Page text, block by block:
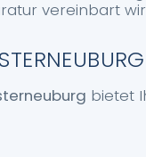
vereinbart
bietet